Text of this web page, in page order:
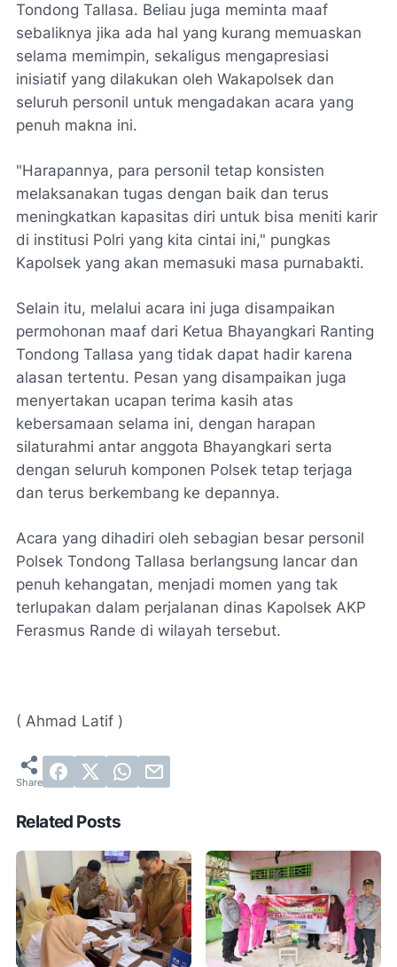
Tondong Tallasa. Beliau juga meminta maaf
sebaliknya jika ada hal yang kurang memuaskan
selama memimpin, sekaligus mengapresiasi
inisiatif yang dilakukan oleh Wakapolsek dan
seluruh personil untuk mengadakan acara yang
penuh makna ini.
"Harapannya, para personil tetap konsisten
melaksanakan tugas dengan baik dan terus
meningkatkan kapasitas diri untuk bisa meniti karir
di institusi Polri yang kita cintai ini," pungkas
Kapolsek yang akan memasuki masa purnabakti.
Selain itu, melalui acara ini juga disampaikan
permohonan maaf dari Ketua Bhayangkari Ranting
Tondong Tallasa yang tidak dapat hadir karena
alasan tertentu. Pesan yang disampaikan juga
menyertakan ucapan terima kasih atas
kebersamaan selama ini, dengan harapan
silaturahmi antar anggota Bhayangkari serta
dengan seluruh komponen Polsek tetap terjaga
dan terus berkembang ke depannya.
Acara yang dihadiri oleh sebagian besar personil
Polsek Tondong Tallasa berlangsung lancar dan
penuh kehangatan, menjadi momen yang tak
terlupakan dalam perjalanan dinas Kapolsek AKP
Ferasmus Rande di wilayah tersebut.
( Ahmad Latif )
Related Posts